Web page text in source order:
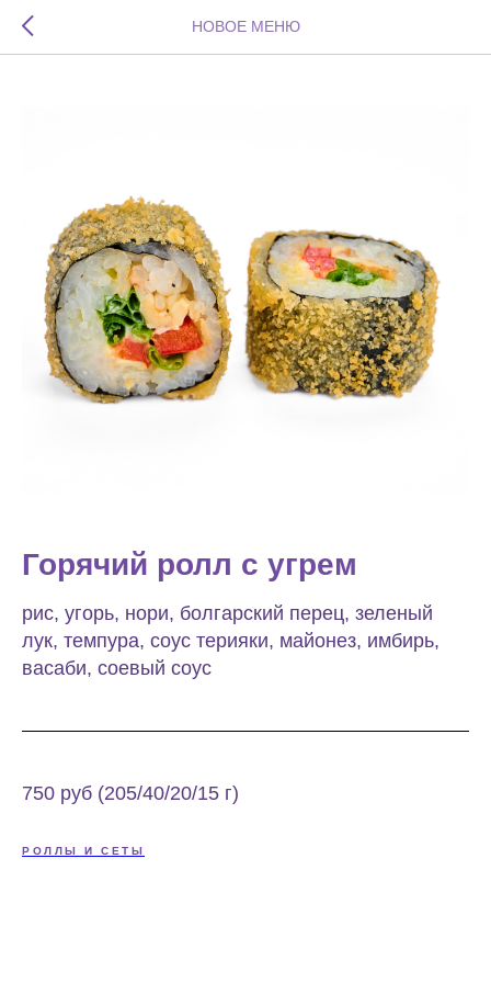
НОВОЕ МЕНЮ
Горячий ролл с угрем
рис, угорь, нори, болгарский перец, зеленый
лук, темпура, соус терияки, майонез, имбирь,
васаби, соевый coyc
750 руб (205/40/20/15 г)
РОЛЛЫ И СЕТЫ